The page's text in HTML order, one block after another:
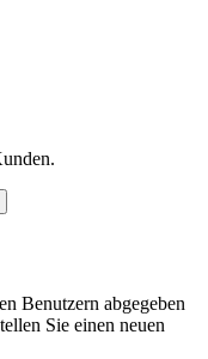
Benutzern abgegeben
Sie einen neuen